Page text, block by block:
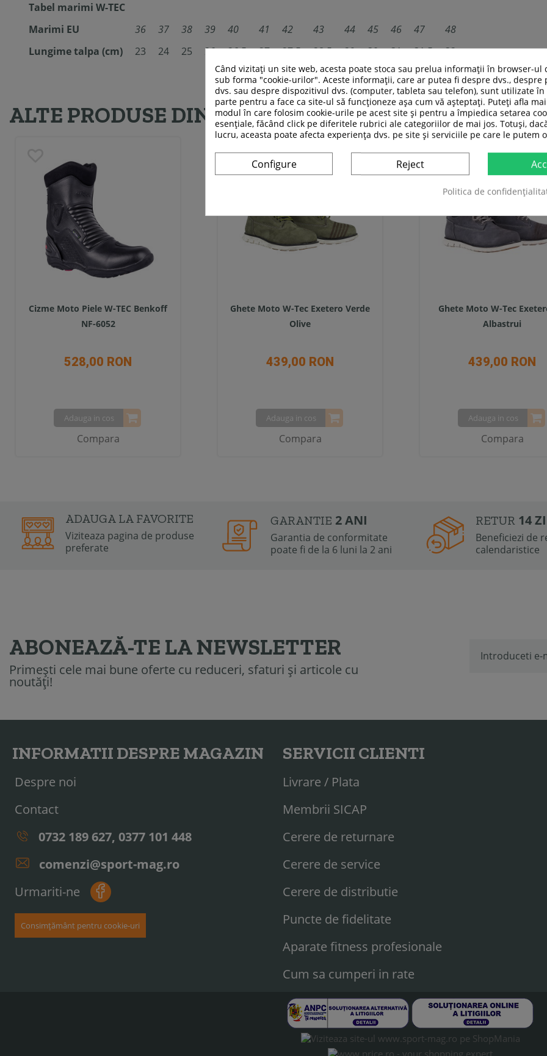
Tabel marimi W-TEC
Marimi EU
36 37 38 39 40 41 42 43 44 45 46 47
48
Lungime talpa (cm)
23 24 25 26 26,5 27 27,5 28,5 29 30 31 31,5 32
ALTE PRODUSE DIN ACEEASI CATEGORIE:
Cizme Moto Piele W-TEC Benkoff
NF-6052
528,00 RON
Adauga in cos
Compara
Ghete Moto W-Tec Exetero Verde
Olive
439,00 RON
Adauga in cos
Compara
Ghete Moto W-Tec
Albastrui
439,00 RON
Adauga in cos
Compara
ADAUGA LA FAVORITE
Viziteaza pagina de produse
preferate
GARANTIE 2 ANI
Garantia de conformitate
poate fi de la 6 luni la 2 ani
RETUR 14
Beneficiezi de
calendaristice
ABONEAZĂ-TE LA NEWSLETTER
Primești cele mai bune oferte cu reduceri, sfaturi și articole cu
noutăți!
INFORMATII DESPRE MAGAZIN
Despre noi
Contact
0732 189 627, 0377 101 448
comenzi@sport-mag.ro
Urmariti-ne
Consimțământ pentru cookie-uri
SERVICII CLIENTI
Livrare / Plata
Membrii SICAP
Cerere de returnare
Cerere de service
Cerere de distributie
Puncte de fidelitate
Aparate fitness profesionale
Cum sa cumperi in rate
Când vizitați un site web, acesta poate stoca sau prelua informații în browser-ul
sub forma "cookie-urilor". Aceste informații, care ar putea fi despre dvs., despre
dvs. sau despre dispozitivul dvs. (computer, tableta sau telefon), sunt utilizate în
parte pentru a face ca site-ul să funcționeze așa cum vă așteptați. Puteți afla
modul în care folosim cookie-urile pe acest site și pentru a împiedica setarea
esențiale, făcând click pe diferitele rubrici ale categoriilor de mai jos. Totuși,
lucru, aceasta poate afecta experiența dvs. pe site și serviciile pe care le putem
Configure Reject
Politica de